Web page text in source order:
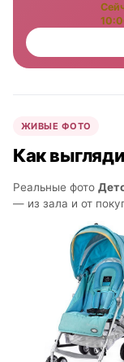
ЖИВЫЕ ФОТО
Как
Реальные фото
— из зала и от